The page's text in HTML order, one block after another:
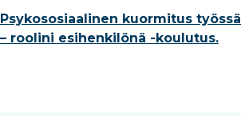
Psykososiaalinen kuormitus työssä
– roolini esihenkilönä -koulutus.